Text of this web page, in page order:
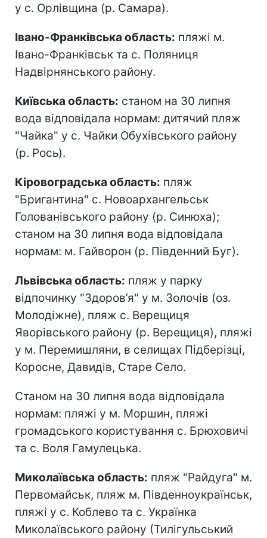
у с. Орлівщина (р. Самара).
Івано-Франківська область: пляжі м.
Івано-Франківськ та с. Поляниця
Надвірнянського району.
Київська область: станом на 30 липня
вода відповідала нормам: дитячий пляж
"Чайка" у с. Чайки Обухівського району
(р. Рось).
Кіровоградська область: пляж
"Бригантина" с. Новоархангельськ
Голованівського району (р. Синюха);
станом на 30 липня вода відповідала
нормам: м. Гайворон (р. Південний Буг).
Львівська область: пляж у парку
відпочинку "Здоров’я" у м. Золочів (оз.
Молодіжне), пляж с. Верещиця
Яворівського району (р. Верещиця), пляжі
у м. Перемишляни, в селищах Підберізці,
Коросне, Давидів, Старе Село.
Станом на 30 липня вода відповідала
нормам: пляжі у м. Моршин, пляжі
громадського користування с. Брюховичі
та с. Воля Гамулецька.
Миколаївська область: пляж "Райдуга" м.
Первомайськ, пляж м. Південноукраїнськ,
пляжі у с. Коблево та с. Українка
Миколаївського району (Тилігульський